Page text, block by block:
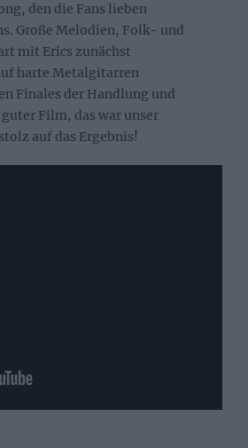
den die Fans lieben
Große Melodien, Folk- und
mit Erics zunächst
harte Metalgitarren
Finales der Handlung und
guter Film, das war unser
auf das Ergebnis!